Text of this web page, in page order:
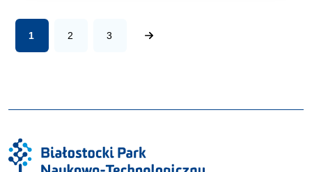
1 2 3